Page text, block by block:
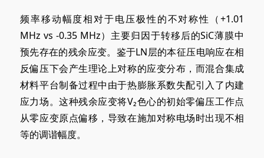
频率移动幅度相对于电压极性的不对称性（+1.01
MHz vs -0.35 MHz）主要归因于转移后的SiC薄膜中
预先存在的残余应变。鉴于LN层的本征压电响应在相
反偏压下会产生理论上对称的应变分布，而混合集成
材料平台制备过程中由于热膨胀系数失配引入了内建
应力场。这种残余应变将V₂色心的初始零偏压工作点
从零应变原点偏移，导致在施加对称电场时出现不相
等的调谐幅度。